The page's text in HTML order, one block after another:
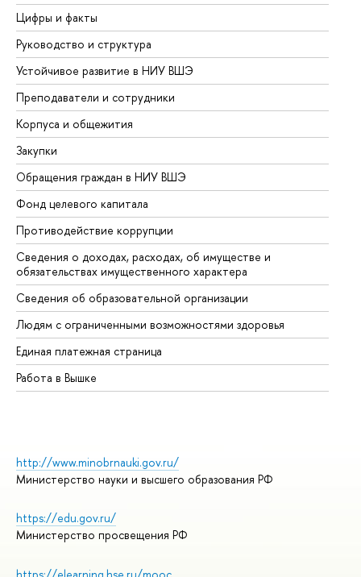
Цифры и факты
Руководство и структура
Устойчивое развитие в НИУ ВШЭ
Преподаватели и сотрудники
Корпуса и общежития
Закупки
Обращения граждан в НИУ ВШЭ
Фонд целевого капитала
Противодействие коррупции
Сведения о доходах, расходах, об имуществе и
обязательствах имущественного характера
Сведения об образовательной организации
Людям с ограниченными возможностями здоровья
Единая платежная страница
Работа в Вышке
http://www.minobrnauki.gov.ru/
Министерство науки и высшего образования РФ
https://edu.gov.ru/
Министерство просвещения РФ
https://elearning.hse.ru/mooc